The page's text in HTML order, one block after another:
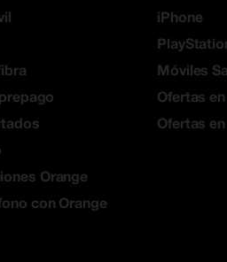
Orange
con Orange
iPhone
Móviles
Ofertas
Ofertas